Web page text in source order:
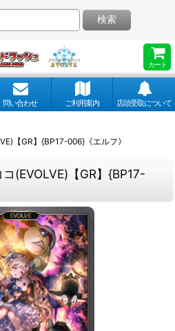
カート
検索
問い合わせ ご利用案内 店頭受取について
【GR】{BP17-006}《エルフ》
(EVOLVE)【GR】{BP17-